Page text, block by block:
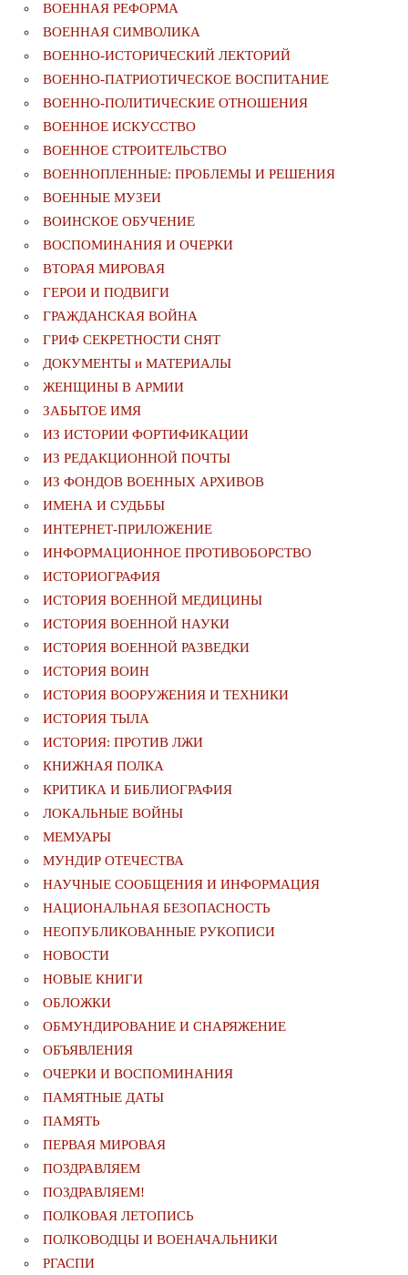
ВОЕННАЯ РЕФОРМА
ВОЕННАЯ СИМВОЛИКА
ВОЕННО-ИСТОРИЧЕСКИЙ ЛЕКТОРИЙ
ВОЕННО-ПАТРИОТИЧЕСКОЕ ВОСПИТАНИЕ
ВОЕННО-ПОЛИТИЧЕСКИE ОТНОШЕНИЯ
ВОЕННОЕ ИСКУССТВО
ВОЕННОЕ СТРОИТЕЛЬСТВО
ВОЕННОПЛЕННЫЕ: ПРОБЛЕМЫ И РЕШЕНИЯ
ВОЕННЫЕ МУЗЕИ
ВОИНСКОЕ ОБУЧЕНИЕ
ВОСПОМИНАНИЯ И ОЧЕРКИ
ВТОРАЯ МИРОВАЯ
ГЕРОИ И ПОДВИГИ
ГРАЖДАНСКАЯ ВОЙНА
ГРИФ СЕКРЕТНОСТИ СНЯТ
ДОКУМЕНТЫ и МАТЕРИАЛЫ
ЖЕНЩИНЫ В АРМИИ
ЗАБЫТОЕ ИМЯ
ИЗ ИСТОРИИ ФОРТИФИКАЦИИ
ИЗ РЕДАКЦИОННОЙ ПОЧТЫ
ИЗ ФОНДОВ ВОЕННЫХ АРХИВОВ
ИМЕНА И СУДЬБЫ
ИНТЕРНЕТ-ПРИЛОЖЕНИЕ
ИНФОРМАЦИОННОЕ ПРОТИВОБОРСТВО
ИСТОРИОГРАФИЯ
ИСТОРИЯ ВОЕННОЙ МЕДИЦИНЫ
ИСТОРИЯ ВОЕННОЙ НАУКИ
ИСТОРИЯ ВОЕННОЙ РАЗВЕДКИ
ИСТОРИЯ ВОИН
ИСТОРИЯ ВООРУЖЕНИЯ И ТЕХНИКИ
ИСТОРИЯ ТЫЛА
ИСТОРИЯ: ПРОТИВ ЛЖИ
КНИЖНАЯ ПОЛКА
КРИТИКА И БИБЛИОГРАФИЯ
ЛОКАЛЬНЫЕ ВОЙНЫ
МЕМУАРЫ
МУНДИР ОТЕЧЕСТВА
НАУЧНЫЕ СООБЩЕНИЯ И ИНФОРМАЦИЯ
НАЦИОНАЛЬНАЯ БЕЗОПАСНОСТЬ
НЕОПУБЛИКОВАННЫЕ РУКОПИСИ
НОВОСТИ
НОВЫЕ КНИГИ
ОБЛОЖКИ
ОБМУНДИРОВАНИЕ И СНАРЯЖЕНИЕ
ОБЪЯВЛЕНИЯ
ОЧЕРКИ И ВОСПОМИНАНИЯ
ПАМЯТНЫЕ ДАТЫ
ПАМЯТЬ
ПЕРВАЯ МИРОВАЯ
ПОЗДРАВЛЯЕМ
ПОЗДРАВЛЯЕМ!
ПОЛКОВАЯ ЛЕТОПИСЬ
ПОЛКОВОДЦЫ И ВОЕНАЧАЛЬНИКИ
РГАСПИ